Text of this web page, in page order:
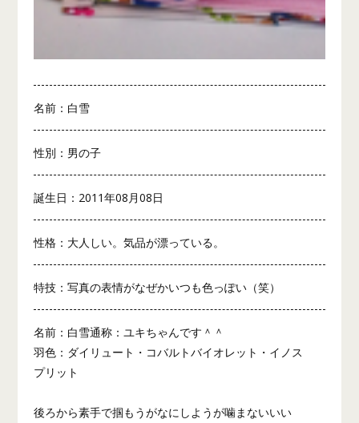
名前：白雪
性別：男の子
誕生日：2011年08月08日
性格：大人しい。気品が漂っている。
特技：写真の表情がなぜかいつも色っぽい（笑）
名前：白雪通称：ユキちゃんです＾＾
羽色：ダイリュート・コバルトバイオレット・イノス
プリット
後ろから素手で掴もうがなにしようが噛まないいい